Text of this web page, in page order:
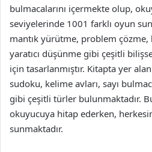
bulmacalarını içermekte olup,
seviyelerinde 1001 farklı oyun
mantık yürütme, problem çözme,
yaratıcı düşünme gibi çeşitli
için tasarlanmıştır. Kitapta yer
sudoku, kelime avları, sayı
gibi çeşitli türler bulunmaktadır.
okuyucuya hitap ederken,
sunmaktadır.